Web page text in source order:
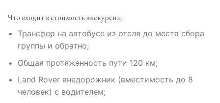
Что входит в стоимость экскурсии:
Трансфер на автобусе из отеля до места сбора
группы и обратно;
Общая протяженность пути 120 км;
Land Rover внедорожник (вместимость до 8
человек) с водителем;